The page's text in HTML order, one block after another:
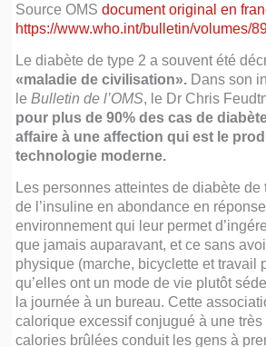
Source OMSdocument original en
https://www.who.int/bulletin/volumes/
Le diabète de type 2 a souvent été
«maladie de civilisation». Dans son
leBulletin de l’OMS, le Dr Chris
pour plus de 90% des cas de
affaire à une affection qui est le
technologie moderne.
Les personnes atteintes de diabète
de l’insuline en abondance en
environnement qui leur permet
que jamais auparavant, et ce sans
physique (marche, bicyclette et travail
qu’elles ont un mode de vie plutôt
la journée à un bureau. Cette
calorique excessif conjugué à une
calories brûlées conduit les gens à